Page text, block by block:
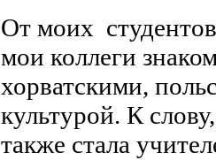
От моих
мои коллеги
хорватскими,
культурой. К
также стала